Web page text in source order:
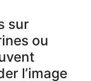
sur
ou
l’image